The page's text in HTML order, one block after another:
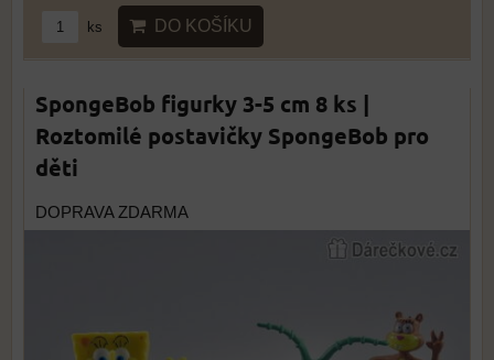
ks DO KOŠÍKU
SpongeBob figurky 3-5 cm 8 ks |
Roztomilé postavičky SpongeBob pro
děti
DOPRAVA ZDARMA